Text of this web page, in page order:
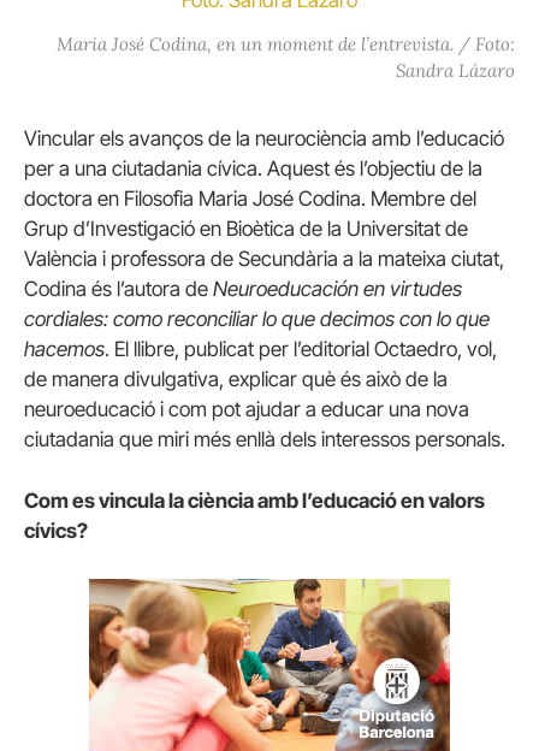
Maria José Codina, en un moment de l’entrevista. / Foto:
Sandra Lázaro
Vincular els avanços de la neurociència amb l’educació
per a una ciutadania cívica. Aquest és l’objectiu de la
doctora en Filosofia Maria José Codina. Membre del
Grup d’Investigació en Bioètica de la Universitat de
València i professora de Secundària a la mateixa ciutat,
Codina és l’autora de Neuroeducación en virtudes
cordiales: como reconciliar lo que decimos con lo que
hacemos. El llibre, publicat per l’editorial Octaedro, vol,
de manera divulgativa, explicar què és això de la
neuroeducació i com pot ajudar a educar una nova
ciutadania que miri més enllà dels interessos personals.
Com es vincula la ciència amb l’educació en valors
cívics?